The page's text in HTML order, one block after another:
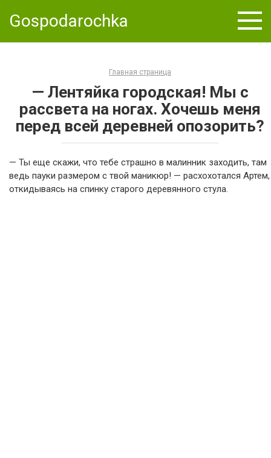
Gospodarochka
Главная страница
— Лентяйка городская! Мы с
рассвета на ногах. Хочешь меня
перед всей деревней опозорить?
— Ты еще скажи, что тебе страшно в малинник заходить, там
ведь пауки размером с твой маникюр! — расхохотался Артем,
откидываясь на спинку старого деревянного стула.